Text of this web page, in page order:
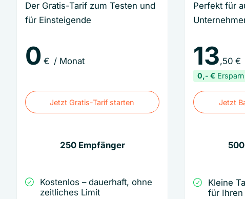
Der Gratis-Tarif zum Testen und
für Einsteigende
0 € / Monat
Jetzt Gratis-Tarif starten
Jetzt Gratis-Tarif starten
250 Empfänger
Kostenlos – dauerhaft, ohne
zeitliches Limit
Perfekt für
13,50 €
0,- €
Jetzt
Jetzt
500
Kleine
für Ihren